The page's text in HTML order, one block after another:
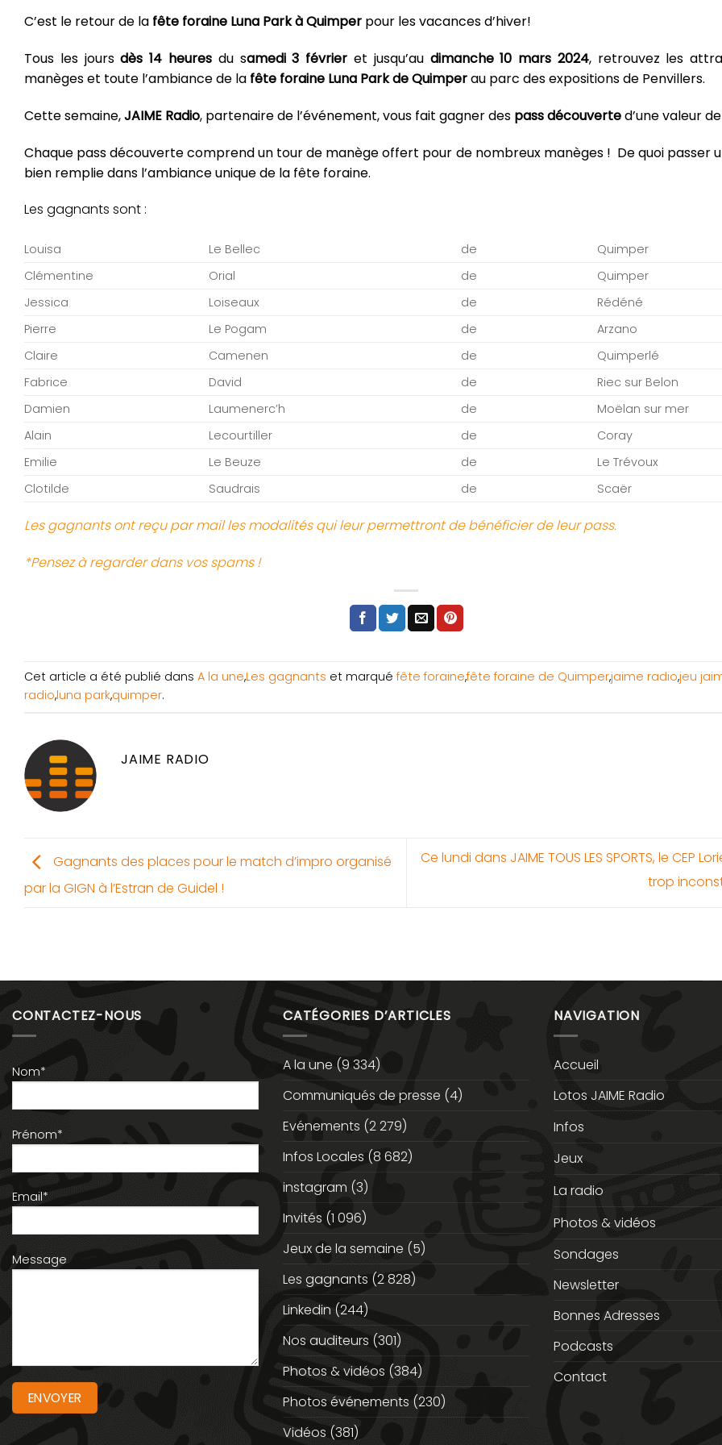
C’est le retour de la fête foraine Luna Park à Quimper pour les vacances d’hiver!
Tous les joursdès 14 heuresdu samedi 3 février et jusqu’au dimanche 10 mars 2024, retrouvez les
manèges et toute l’ambiance de la fête foraine Luna Park de Quimperau parc des expositions de Penvillers.
Cette semaine,JAIME Radio, partenaire de l’événement, vous fait gagner des pass découverted’une valeur
Chaque pass découverte comprend un tour de manège offert pour de nombreux manèges ! De quoi passer
bien remplie dans l’ambiance unique de la fête foraine.
Les gagnants sont :
Louisa Le Bellec de
Quimper
Clémentine
Orial de
Quimper
Jessica
Loiseaux de
Rédéné
Pierre
Le Pogam de
Arzano
Claire
Camenen de
Quimperlé
Fabrice
David de
Riec sur Belon
Damien
Laumenerc’h de
Moëlan sur mer
Alain
Lecourtiller de
Coray
Emilie
Le Beuze de
Le Trévoux
Clotilde
Saudrais de Scaër
Les gagnants ont reçu par mail les modalités qui leur permettront de bénéficier de leur pass.
*Pensez à regarder dans vos spams !
Cet article a été publié dans A la une,Les gagnants et marquéfête foraine,fête foraine de Quimper,jaime radio,jeu
radio,luna park,quimper.
JAIME RADIO
Gagnants des places pour le match d’impro organisé
par la GIGN à l’Estran de Guidel !
Ce lundi dans JAIME TOUS LES SPORTS, le CEP
trop
CONTACTEZ-NOUS
Nom*
Prénom*
Email*
Message
CATÉGORIES D’ARTICLES
A la une (9 334)
Communiqués de presse (4)
Evénements (2 279)
Infos Locales (8 682)
instagram (3)
Invités (1 096)
Jeux de la semaine (5)
Les gagnants (2 828)
Linkedin (244)
Nos auditeurs (301)
Photos & vidéos (384)
Photos événements (230)
Vidéos (381)
NAVIGATION
Accueil
Lotos JAIME Radio
Infos
Jeux
La radio
Photos & vidéos
Sondages
Newsletter
Bonnes Adresses
Podcasts
Contact